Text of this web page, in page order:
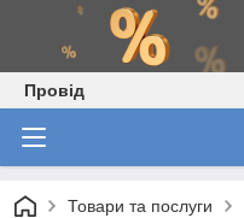
Провід
Товари та послуги